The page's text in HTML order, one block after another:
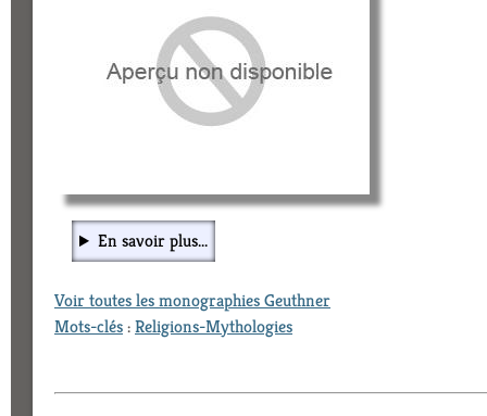
En savoir plus...
Voir toutes les monographies Geuthner
Mots-clés:Religions-Mythologies